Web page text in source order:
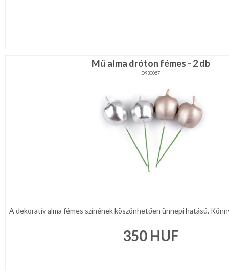
Mű alma dróton fémes - 2 db
D930057
A dekoratív alma fémes színének köszönhetően ünnepi hatású.
350HUF